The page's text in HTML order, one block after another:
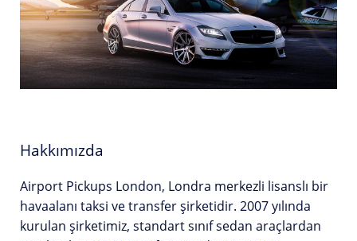
Hakkımızda
Airport Pickups London, Londra merkezli lisanslı bir
havaalanı taksi ve transfer şirketidir. 2007 yılında
kurulan şirketimiz, standart sınıf sedan araçlardan